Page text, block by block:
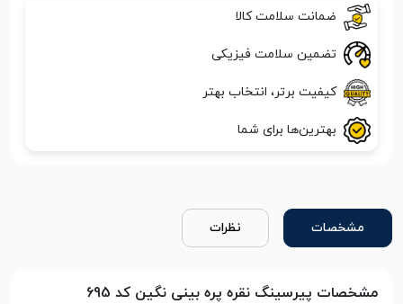
ضمانت سلامت کالا
تضمین سلامت فیزیکی
کیفیت برتر، انتخاب بهتر
بهترین‌ها برای شما
مشخصات نظرات
مشخصات پیرسینگ نقره پره بینی نگین کد 695